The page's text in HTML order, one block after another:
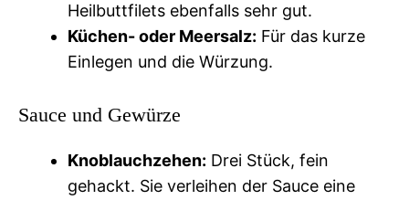
Heilbuttfilets ebenfalls sehr gut.
Küchen- oder Meersalz: Für das kurze
Einlegen und die Würzung.
Sauce und Gewürze
Knoblauchzehen: Drei Stück, fein
gehackt. Sie verleihen der Sauce eine